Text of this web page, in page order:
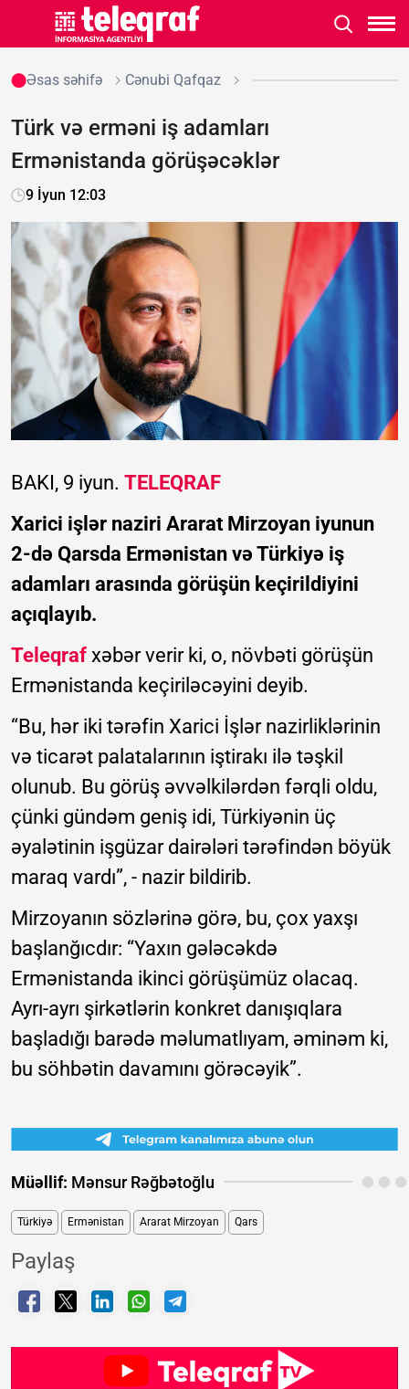
Əsas səhifə Cənubi Qafqaz
Türk və erməni iş adamları
Ermənistanda görüşəcəklər
9 İyun 12:03
BAKI, 9 iyun. TELEQRAF
Xarici işlər naziri Ararat Mirzoyan iyunun
2-də Qarsda Ermənistan və Türkiyə iş
adamları arasında görüşün keçirildiyini
açıqlayıb.
Teleqraf xəbər verir ki, o, növbəti görüşün
Ermənistanda keçiriləcəyini deyib.
“Bu, hər iki tərəfin Xarici İşlər nazirliklərinin
və ticarət palatalarının iştirakı ilə təşkil
olunub. Bu görüş əvvəlkilərdən fərqli oldu,
çünki gündəm geniş idi, Türkiyənin üç
əyalətinin işgüzar dairələri tərəfindən böyük
maraq vardı”, - nazir bildirib.
Mirzoyanın sözlərinə görə, bu, çox yaxşı
başlanğıcdır: “Yaxın gələcəkdə
Ermənistanda ikinci görüşümüz olacaq.
Ayrı-ayrı şirkətlərin konkret danışıqlara
başladığı barədə məlumatlıyam, əminəm ki,
bu söhbətin davamını görəcəyik”.
Müəllif: Mənsur Rəğbətoğlu
Türkiyə Ermənistan Ararat Mirzoyan Qars
Paylaş